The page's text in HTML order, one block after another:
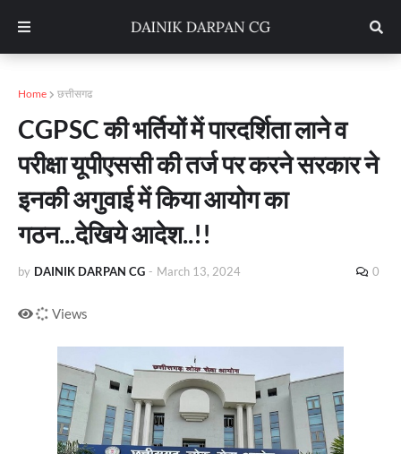
Home छत्तीसगढ
CGPSC की भर्तियों में पारदर्शिता लाने व
परीक्षा यूपीएससी की तर्ज पर करने सरकार ने
इनकी अगुवाई में किया आयोग का
गठन...देखिये आदेश..!!
by DAINIK DARPAN CG - March 13, 2024 0
Views